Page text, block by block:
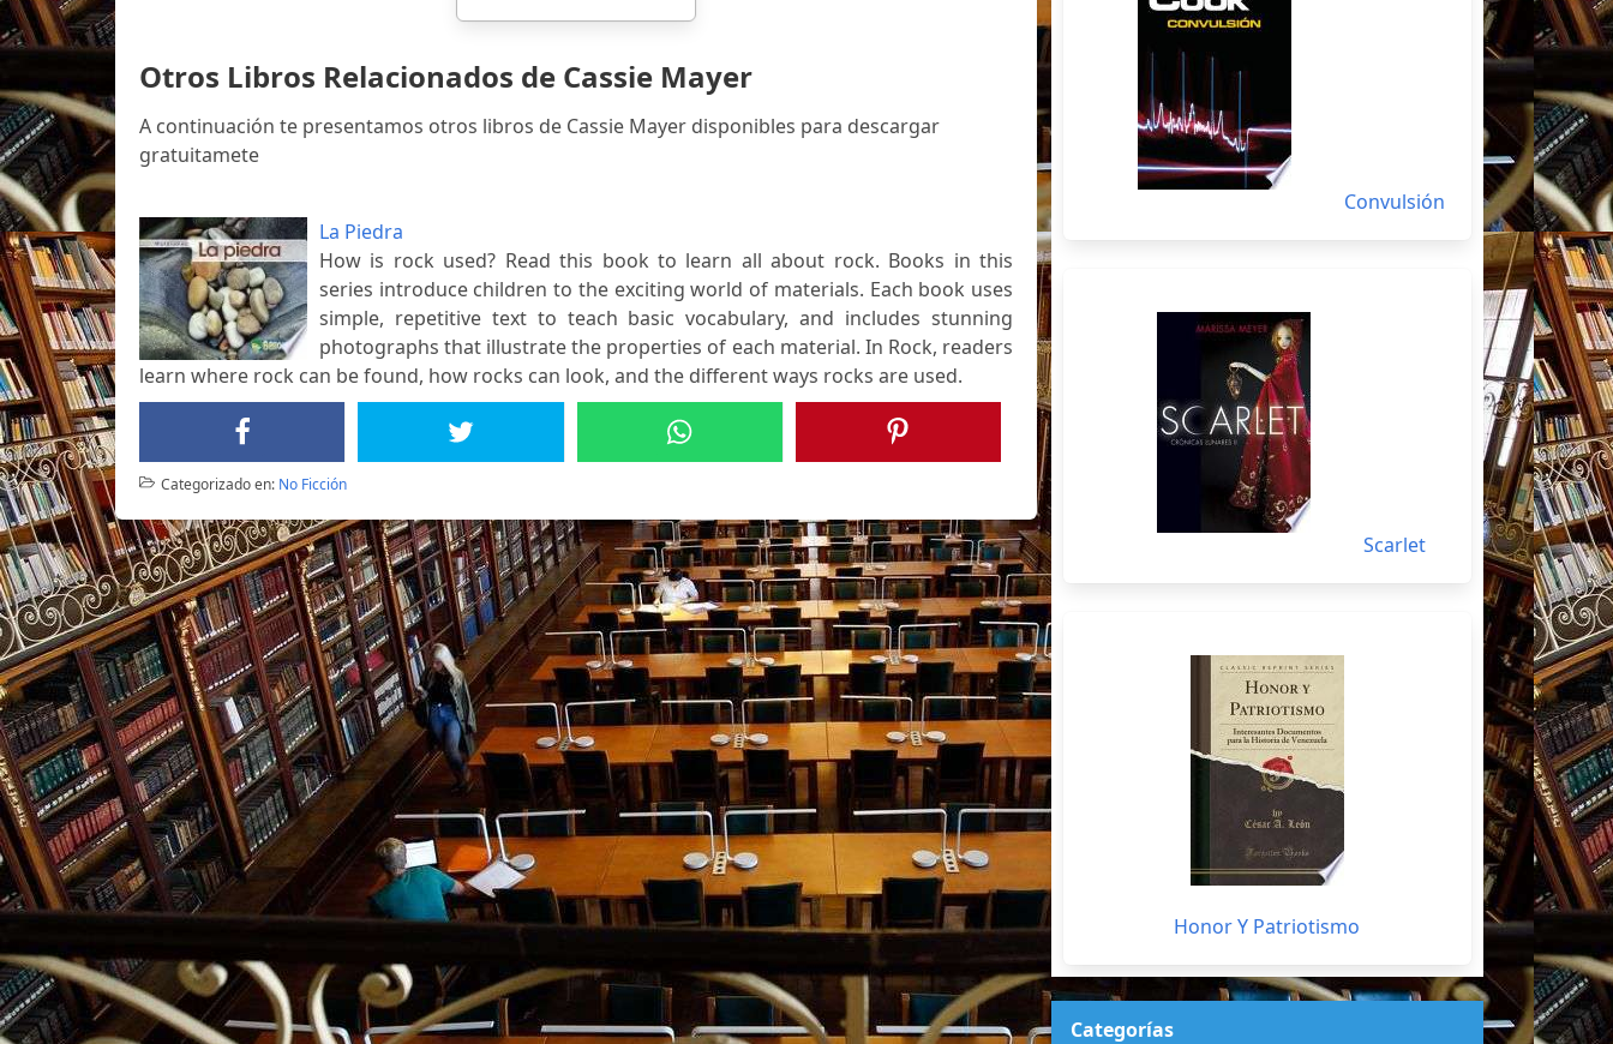
Otros Libros Relacionados de Cassie Mayer
A continuación te presentamos otros libros de Cassie Mayer disponibles para descargar
gratuitamete
La Piedra
How is rock used? Read this book to learn all about rock. Books in this
series introduce children to the exciting world of materials. Each book uses
simple, repetitive text to teach basic vocabulary, and includes stunning
photographs that illustrate the properties of each material. In Rock, readers
learn where rock can be found, how rocks can look, and the different ways rocks are used.
Categorizado en: No Ficción
Convulsión
Scarlet
Honor Y Patriotismo
Categorías